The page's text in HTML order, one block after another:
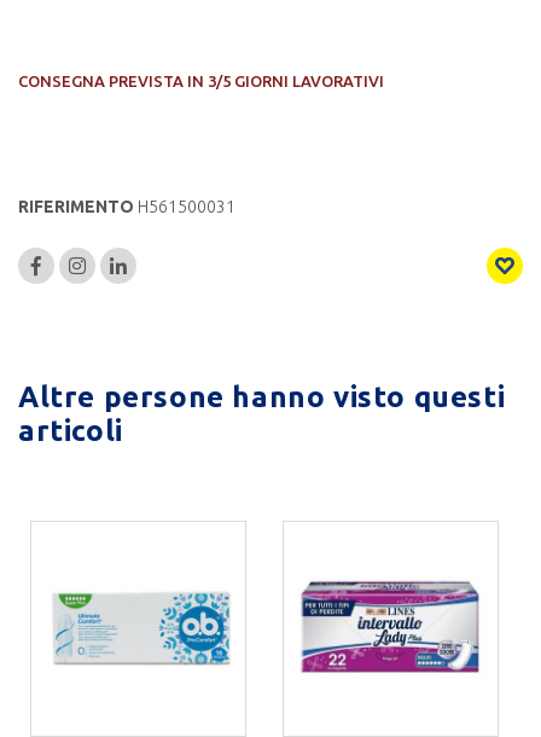
CONSEGNA PREVISTA IN 3/5 GIORNI LAVORATIVI
RIFERIMENTO H561500031
Altre persone hanno visto questi
articoli